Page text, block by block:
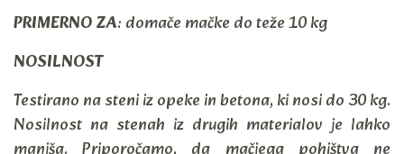
PRIMERNO ZA: domače mačke do teže 10 kg
NOSILNOST
Testirano na steni iz opeke in betona, ki nosi do 30 kg.
Nosilnost na stenah iz drugih materialov je lahko